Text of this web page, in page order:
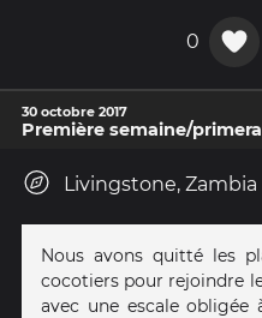
0
30 octobre 2017
Première semaine/
Livingstone, Zambia
Nous avons quitté les
cocotiers pour rejoindre
avec une escale